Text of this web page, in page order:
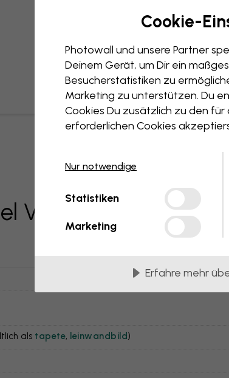
VI
als tapete, leinwandbild)
Cookie-
Photowall und unsere Partner
Deinem Gerät, um Dir ein
Besucherstatistiken zu
Marketing zu unterstützen. Du
Cookies Du zusätzlich zu den
erforderlichen Cookies
Nur notwendige
Statistiken
Marketing
Erfahre mehr